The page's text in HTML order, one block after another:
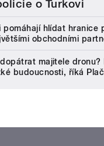
o Turkovi
pomáhají hlídat hranice
obchodními
majitele dronu?
budoucnosti, říká